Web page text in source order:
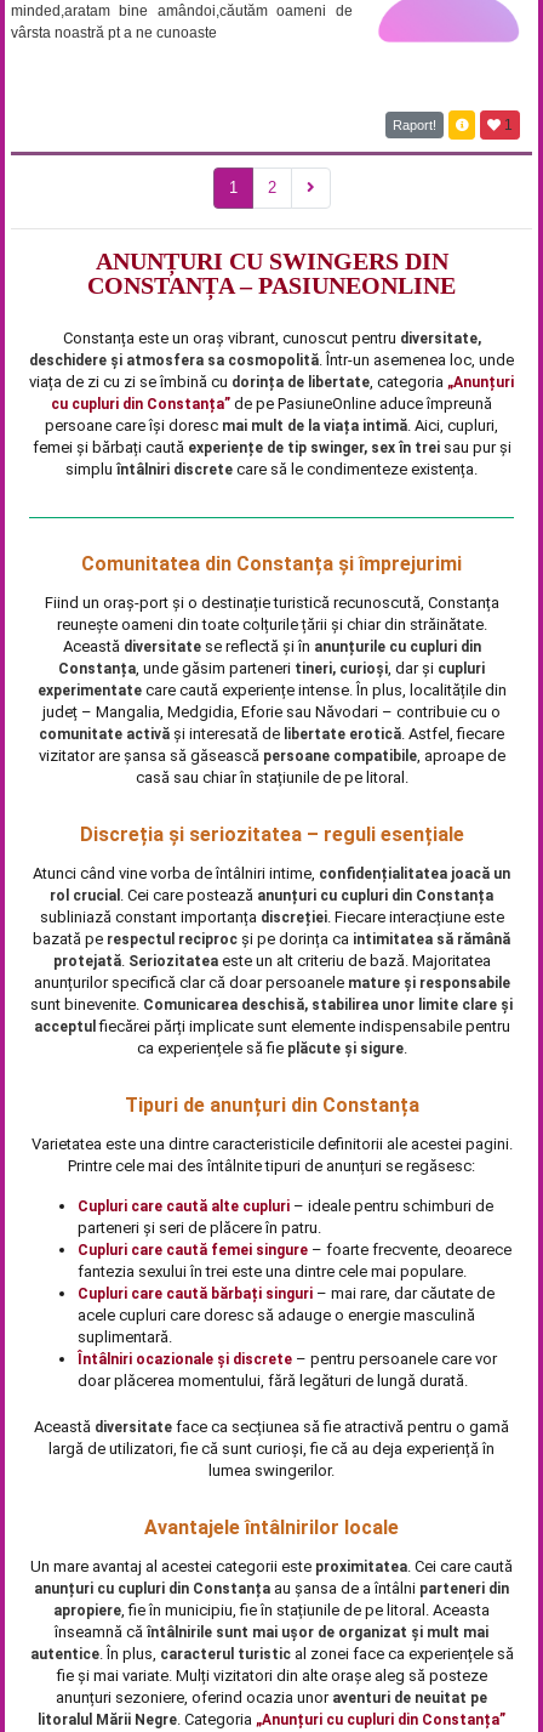
minded,aratam bine amândoi,căutăm oameni de
vârsta noastră pt a ne cunoaste
Raport! 1
1 2
ANUNȚURI CU SWINGERS DIN
CONSTANȚA – PASIUNEONLINE
Constanța este un oraș vibrant, cunoscut pentru diversitate,
deschidere și atmosfera sa cosmopolită. Într-un asemenea loc, unde
viața de zi cu zi se îmbină cu dorința de libertate, categoria „Anunțuri
cu cupluri din Constanța” de pe PasiuneOnline aduce împreună
persoane care își doresc mai mult de la viața intimă. Aici, cupluri,
femei și bărbați caută experiențe de tip swinger, sex în treisau pur și
simplu întâlniri discrete care să le condimenteze existența.
Comunitatea din Constanța și împrejurimi
Fiind un oraș-port și o destinație turistică recunoscută, Constanța
reunește oameni din toate colțurile țării și chiar din străinătate.
Această diversitatese reflectă și în anunțurile cu cupluri din
Constanța, unde găsim parteneri tineri, curioși, dar și cupluri
experimentatecare caută experiențe intense. În plus, localitățile din
județ – Mangalia, Medgidia, Eforie sau Năvodari – contribuie cu o
comunitate activă și interesată de libertate erotică. Astfel, fiecare
vizitator are șansa să găsească persoane compatibile, aproape de
casă sau chiar în stațiunile de pe litoral.
Discreția și seriozitatea – reguli esențiale
Atunci când vine vorba de întâlniri intime, confidențialitatea joacă un
rol crucial . Cei care postează anunțuri cu cupluri din Constanța
subliniază constant importanța discreției. Fiecare interacțiune este
bazată pe respectul reciproc și pe dorința ca intimitatea să rămână
protejată. Seriozitateaeste un alt criteriu de bază. Majoritatea
anunțurilor specifică clar că doar persoanele mature și responsabile
sunt binevenite. Comunicarea deschisă, stabilirea unor limite clare și
acceptul fiecărei părți implicate sunt elemente indispensabile pentru
ca experiențele să fie plăcute și sigure.
Tipuri de anunțuri din Constanța
Varietatea este una dintre caracteristicile definitorii ale acestei pagini.
Printre cele mai des întâlnite tipuri de anunțuri se regăsesc:
Cupluri care caută alte cupluri – ideale pentru schimburi de
parteneri și seri de plăcere în patru.
Cupluri care caută femei singure – foarte frecvente, deoarece
fantezia sexului în trei este una dintre cele mai populare.
Cupluri care caută bărbați singuri – mai rare, dar căutate de
acele cupluri care doresc să adauge o energie masculină
suplimentară.
Întâlniri ocazionale și discrete – pentru persoanele care vor
doar plăcerea momentului, fără legături de lungă durată.
Această diversitate face ca secțiunea să fie atractivă pentru o gamă
largă de utilizatori, fie că sunt curioși, fie că au deja experiență în
lumea swingerilor.
Avantajele întâlnirilor locale
Un mare avantaj al acestei categorii este proximitatea. Cei care caută
anunțuri cu cupluri din Constanța au șansa de a întâlni parteneri din
apropiere, fie în municipiu, fie în stațiunile de pe litoral. Aceasta
înseamnă că întâlnirile sunt mai ușor de organizat și mult mai
autentice. În plus, caracterul turistical zonei face ca experiențele să
fie și mai variate. Mulți vizitatori din alte orașe aleg să posteze
anunțuri sezoniere, oferind ocazia unor aventuri de neuitat pe
litoralul Mării Negre. Categoria „Anunțuri cu cupluri din Constanța”